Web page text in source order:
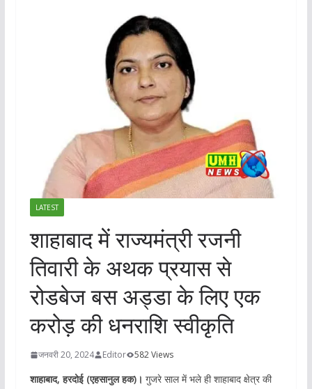
LATEST
शाहाबाद में राज्यमंत्री रजनी
तिवारी के अथक प्रयास से
रोडबेज बस अड्डा के लिए एक
करोड़ की धनराशि स्वीकृति
जनवरी 20, 2024 Editor 582 Views
शाहाबाद, हरदोई (एहसानुल हक)। गुजरे साल में भले ही शाहाबाद क्षेत्र की